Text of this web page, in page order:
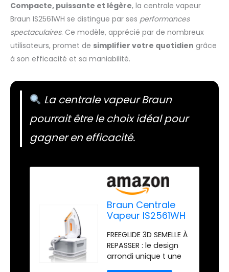
Compacte, puissante et légère, la centrale vapeur
Braun IS2561WH se distingue par ses performances
spectaculaires. Ce modèle, apprécié par de nombreux
utilisateurs, promet de simplifier votre quotidien grâce
à son efficacité et sa maniabilité.
La centrale vapeur Braun
pourrait être le choix idéal pour
gagner en efficacité.
Braun Centrale
Vapeur IS2561WH
FREEGLIDE 3D SEMELLE À
REPASSER : le design
arrondi unique t une